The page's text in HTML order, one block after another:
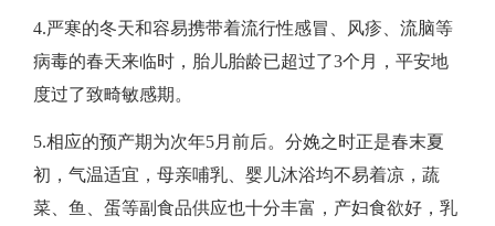
4.严寒的冬天和容易携带着流行性感冒、风疹、流脑等
病毒的春天来临时，胎儿胎龄已超过了3个月，平安地
度过了致畸敏感期。
5.相应的预产期为次年5月前后。分娩之时正是春末夏
初，气温适宜，母亲哺乳、婴儿沐浴均不易着凉，蔬
菜、鱼、蛋等副食品供应也十分丰富，产妇食欲好，乳